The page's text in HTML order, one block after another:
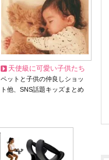
天使級に可愛い子供たち
ペットと子供の仲良しショッ
ト他、SNS話題キッズまとめ